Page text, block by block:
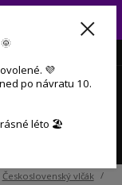
Objednávky přijaté
po návratu 💜
Československý vlčák
💜
po návratu 10.
léto 🏖️